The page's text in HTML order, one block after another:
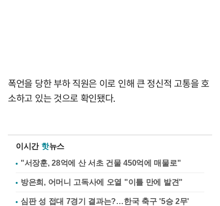
폭언을 당한 부하 직원은 이로 인해 큰 정신적 고통을 호
소하고 있는 것으로 확인됐다.
이시간 핫뉴스
"서장훈, 28억에 산 서초 건물 450억에 매물로"
방은희, 어머니 고독사에 오열 "이틀 만에 발견"
심판 성 접대 7경기 결과는?…한국 축구 '5승 2무'